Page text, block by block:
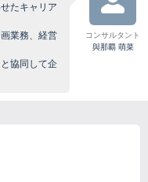
たキャリア
業務、経営
協同して企
コンサルタント
與那覇 萌菜